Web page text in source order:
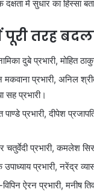
में सुधार का हिस्सा
पूरी तरह
दुबे प्रभारी, मोहित
प्रभारी, अनिल
सह प्रभारी।
प्रभारी, दीपेश
चतुर्वेदी प्रभारी, कमलेश
प्रभारी, नरेंद्र
ऐरन प्रभारी, मनीष